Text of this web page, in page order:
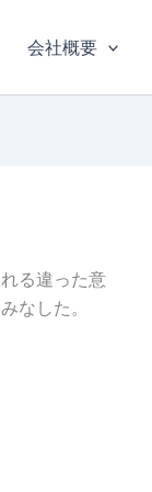
会社概要
る違った意
なした。